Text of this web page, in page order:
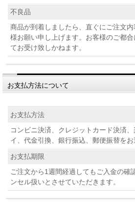
不良品
商品が到着しましたら、直ぐにご注文
様お願い申し上げます。お客様のご都
てお受け致しかねます。
お支払方法について
お支払方法
コンビニ決済、クレジットカード決済
イ、代金引換、銀行振込、郵便振替をお
お支払期限
ご注文から1週間経過してもご入金の確
ンセル扱いとさせていただきます。